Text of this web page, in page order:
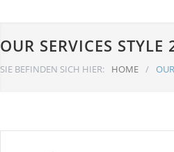
OUR SERVICES STYLE
SIE BEFINDEN SICH HIER: HOME /